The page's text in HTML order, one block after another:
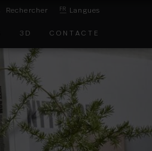
Rechercher FR Langues
3D CONTACTE